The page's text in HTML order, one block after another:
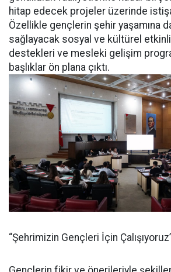
hitap edecek projeler üzerinde
Özellikle gençlerin şehir yaşamına
sağlayacak sosyal ve kültürel
destekleri ve mesleki gelişim
başlıklar ön plana çıktı.
“Şehrimizin Gençleri İçin